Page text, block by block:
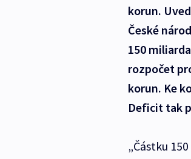
korun.
České
150
rozpočet
korun. Ke
Deficit tak
„Částku